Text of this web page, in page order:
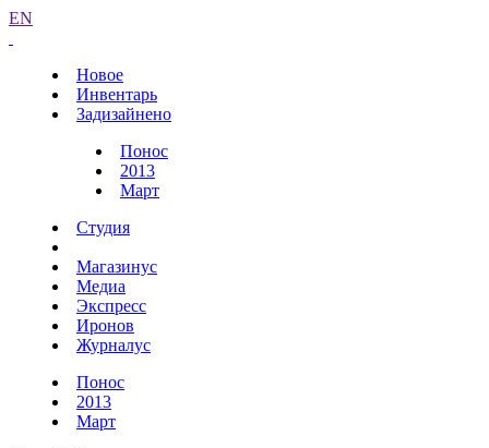
EN
Новое
Инвентарь
Задизайнено
Понос
2013
Март
Студия
Магазинус
Медиа
Экспресс
Иронов
Журналус
Понос
2013
Март